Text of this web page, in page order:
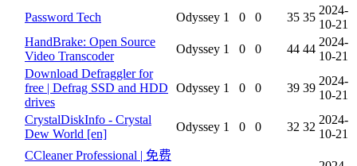
Password Tech
Odyssey 1 0 0 35 35
2024-
10-21
HandBrake: Open Source
Video Transcoder
Odyssey 1 0 0 44 44
2024-
10-21
Download Defraggler for
free | Defrag SSD and HDD
drives
Odyssey 1 0 0 39 39
2024-
10-21
CrystalDiskInfo - Crystal
Dew World [en]
Odyssey 1 0 0 32 32
2024-
10-21
CCleaner Professional | 免费